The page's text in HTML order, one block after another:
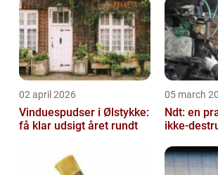
02 april 2026
Vinduespudser i Ølstykke:
få klar udsigt året rundt
05 march
Ndt: en
ikke-